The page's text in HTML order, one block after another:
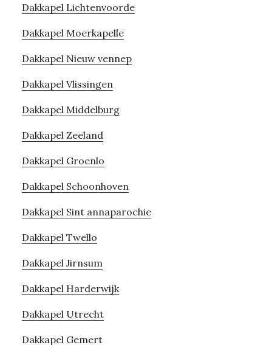
Dakkapel Lichtenvoorde
Dakkapel Moerkapelle
Dakkapel Nieuw vennep
Dakkapel Vlissingen
Dakkapel Middelburg
Dakkapel Zeeland
Dakkapel Groenlo
Dakkapel Schoonhoven
Dakkapel Sint annaparochie
Dakkapel Twello
Dakkapel Jirnsum
Dakkapel Harderwijk
Dakkapel Utrecht
Dakkapel Gemert